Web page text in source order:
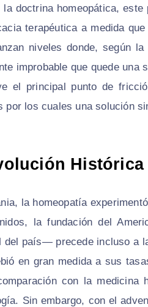
la doctrina homeopática,
terapéutica a medida
niveles donde, según
improbable que quede
el principal punto de
por los cuales una solución
la homeopatía
la fundación del
del país— precede incluso a
en gran medida a sus
con la medicina
Sin embargo, con el